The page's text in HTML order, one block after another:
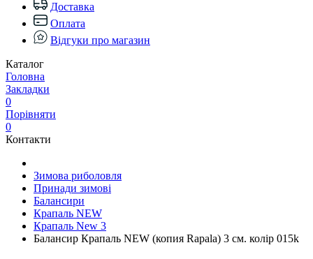
Доставка
Оплата
Відгуки про магазин
Каталог
Головна
Закладки
0
Порівняти
0
Контакти
Зимова риболовля
Принади зимові
Балансири
Крапаль NEW
Крапаль New 3
Балансир Крапаль NEW (копия Rapala) 3 см. колір 015k